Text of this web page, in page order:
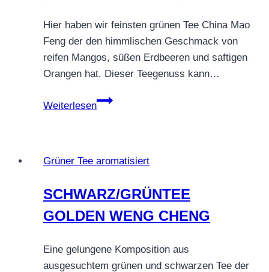
Hier haben wir feinsten grünen Tee China Mao
Feng der den himmlischen Geschmack von
reifen Mangos, süßen Erdbeeren und saftigen
Orangen hat. Dieser Teegenuss kann…
Weiterlesen
GRÜNTEE
Grüner Tee aromatisiert
SCHWARZ/GRÜNTEE
GOLDEN WENG CHENG
Eine gelungene Komposition aus
ausgesuchtem grünen und schwarzen Tee der